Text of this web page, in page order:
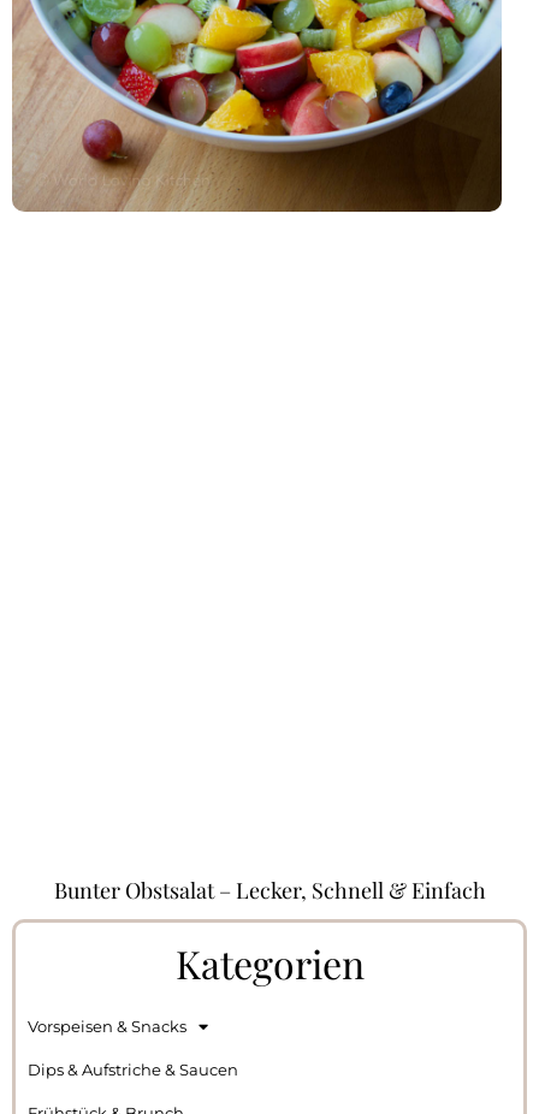
Bunter Obstsalat – Lecker, Schnell & Einfach
Kategorien
Vorspeisen & Snacks
Dips & Aufstriche & Saucen